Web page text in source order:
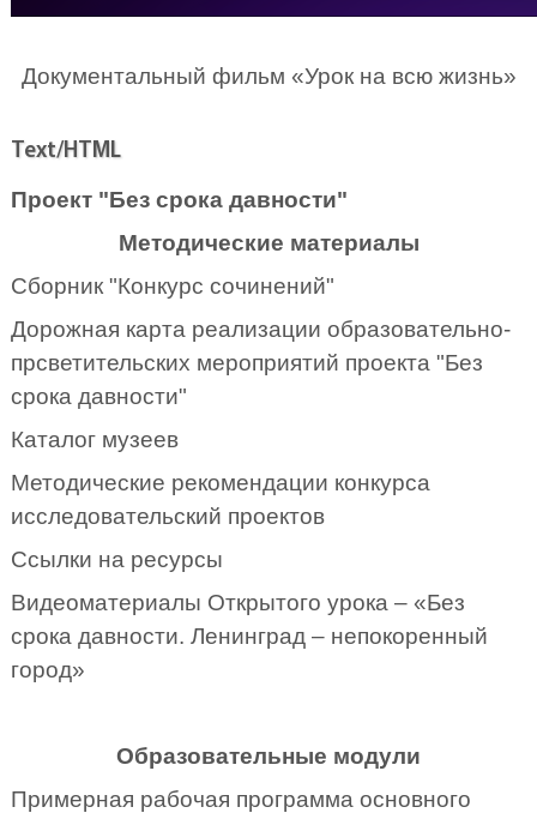
Документальный фильм «Урок на всю жизнь»
Text/HTML
Проект "Без срока давности"
Методические материалы
Сборник "Конкурс сочинений"
Дорожная карта реализации образовательно-
прсветительских мероприятий проекта "Без
срока давности"
Каталог музеев
Методические рекомендации конкурса
исследовательский проектов
Ссылки на ресурсы
Видеоматериалы Открытого урока – «Без
срока давности. Ленинград – непокоренный
город»
Образовательные модули
Примерная рабочая программа основного